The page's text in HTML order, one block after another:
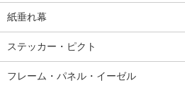
紙垂れ幕
ステッカー・ピクト
フレーム・パネル・イーゼル